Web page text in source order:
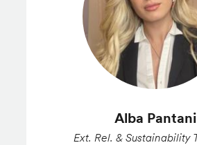
Alba Pantani
Ext. Rel. & Sustainability